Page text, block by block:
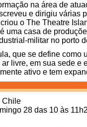
na área de
e dirigiu várias
o The Theatre
uma casa de
militar no porto
que se define como
livre, em sua sede
ativo e tem
Chile
28 das 10 às